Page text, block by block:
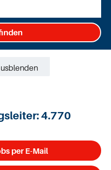
4.770
per E-Mail